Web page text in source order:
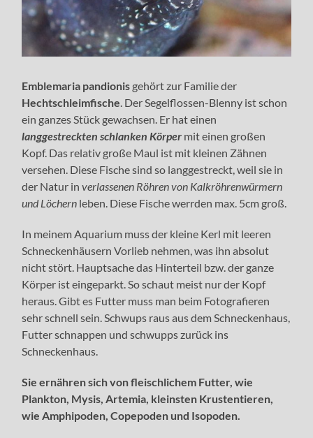
Emblemaria pandionis gehört zur Familie der
Hechtschleimfische. Der Segelflossen-Blenny ist schon
ein ganzes Stück gewachsen. Er hat einen
langgestreckten schlanken Körper mit einen großen
Kopf. Das relativ große Maul ist mit kleinen Zähnen
versehen. Diese Fische sind so langgestreckt, weil sie in
der Natur inverlassenen Röhren von Kalkröhrenwürmern
und Löchern leben. Diese Fische werrden max. 5cm groß.
In meinem Aquarium muss der kleine Kerl mit leeren
Schneckenhäusern Vorlieb nehmen, was ihn absolut
nicht stört. Hauptsache das Hinterteil bzw. der ganze
Körper ist eingeparkt. So schaut meist nur der Kopf
heraus. Gibt es Futter muss man beim Fotografieren
sehr schnell sein. Schwups raus aus dem Schneckenhaus,
Futter schnappen und schwupps zurück ins
Schneckenhaus.
Sie ernähren sich von fleischlichem Futter, wie
Plankton, Mysis, Artemia, kleinsten Krustentieren,
wie Amphipoden, Copepoden und Isopoden.